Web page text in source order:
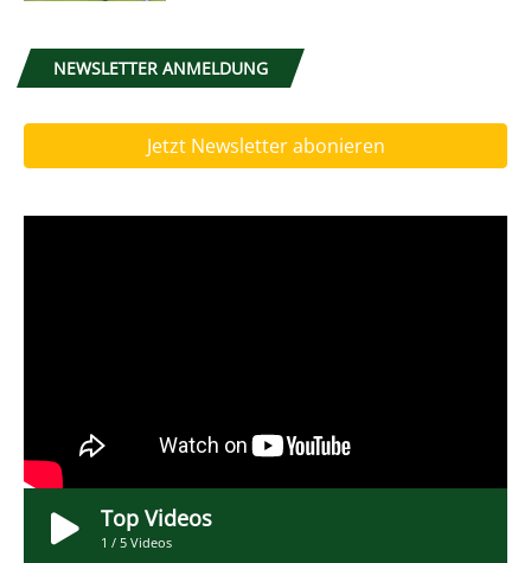
NEWSLETTER ANMELDUNG
Jetzt Newsletter abonieren
Top Videos
1 / 5 Videos